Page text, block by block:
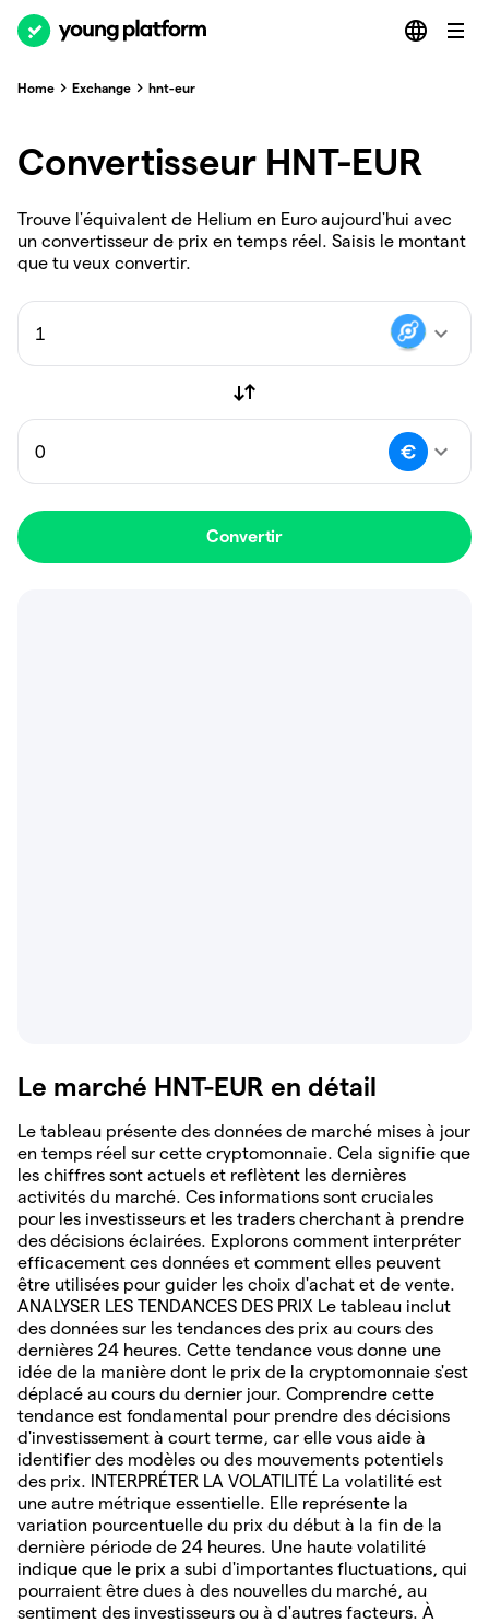
Home Exchange hnt-eur
Convertisseur HNT-EUR
Trouve l'équivalent de Helium en Euro aujourd'hui avec
un convertisseur de prix en temps réel. Saisis le montant
que tu veux convertir.
Convertir
Le marché HNT-EUR en détail
Le tableau présente des données de marché mises à jour
en temps réel sur cette cryptomonnaie. Cela signifie que
les chiffres sont actuels et reflètent les dernières
activités du marché. Ces informations sont cruciales
pour les investisseurs et les traders cherchant à prendre
des décisions éclairées. Explorons comment interpréter
efficacement ces données et comment elles peuvent
être utilisées pour guider les choix d'achat et de vente.
ANALYSER LES TENDANCES DES PRIX Le tableau inclut
des données sur les tendances des prix au cours des
dernières 24 heures. Cette tendance vous donne une
idée de la manière dont le prix de la cryptomonnaie s'est
déplacé au cours du dernier jour. Comprendre cette
tendance est fondamental pour prendre des décisions
d'investissement à court terme, car elle vous aide à
identifier des modèles ou des mouvements potentiels
des prix. INTERPRÉTER LA VOLATILITÉ La volatilité est
une autre métrique essentielle. Elle représente la
variation pourcentuelle du prix du début à la fin de la
dernière période de 24 heures. Une haute volatilité
indique que le prix a subi d'importantes fluctuations, qui
pourraient être dues à des nouvelles du marché, au
sentiment des investisseurs ou à d'autres facteurs. À